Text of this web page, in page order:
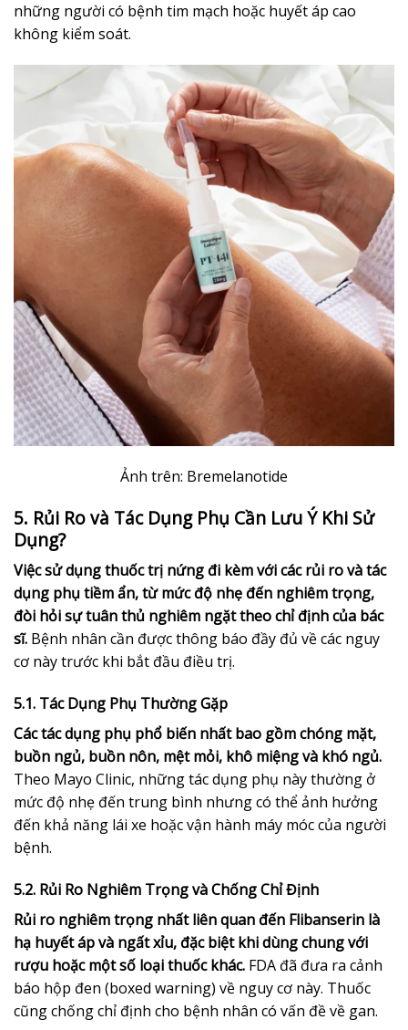
những người có bệnh tim mạch hoặc huyết áp cao
không kiểm soát.
Ảnh trên: Bremelanotide
5. Rủi Ro và Tác Dụng Phụ Cần Lưu Ý Khi Sử
Dụng?
Việc sử dụng thuốc trị nứng đi kèm với các rủi ro và tác
dụng phụ tiềm ẩn, từ mức độ nhẹ đến nghiêm trọng,
đòi hỏi sự tuân thủ nghiêm ngặt theo chỉ định của bác
sĩ. Bệnh nhân cần được thông báo đầy đủ về các nguy
cơ này trước khi bắt đầu điều trị.
5.1. Tác Dụng Phụ Thường Gặp
Các tác dụng phụ phổ biến nhất bao gồm chóng mặt,
buồn ngủ, buồn nôn, mệt mỏi, khô miệng và khó ngủ.
Theo Mayo Clinic, những tác dụng phụ này thường ở
mức độ nhẹ đến trung bình nhưng có thể ảnh hưởng
đến khả năng lái xe hoặc vận hành máy móc của người
bệnh.
5.2. Rủi Ro Nghiêm Trọng và Chống Chỉ Định
Rủi ro nghiêm trọng nhất liên quan đến Flibanserin là
hạ huyết áp và ngất xỉu, đặc biệt khi dùng chung với
rượu hoặc một số loại thuốc khác. FDA đã đưa ra cảnh
báo hộp đen (boxed warning) về nguy cơ này. Thuốc
cũng chống chỉ định cho bệnh nhân có vấn đề về gan.